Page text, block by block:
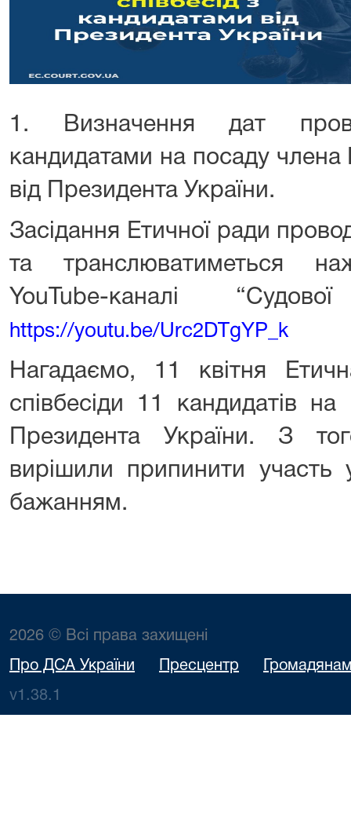
1. Визначення дат
кандидатами на посаду
від Президента України.
Засідання Етичної ради
та транслюватиметься
YouTube-каналі
https://youtu.be/Urc2DTgYP_k
Нагадаємо, 11 квітня
співбесіди 11 кандидатів
Президента України. З
вирішили припинити участь
бажанням.
2026 © Всі права захищені
Про ДСА України Пресцентр
v1.38.1